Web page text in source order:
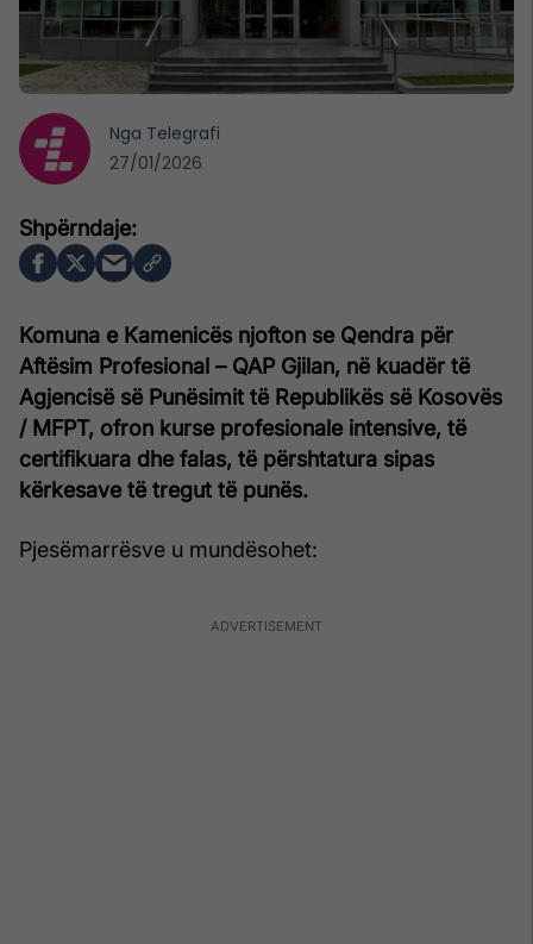
Komuna e Kamenicës njofton se Qendra për
Aftësim Profesional – QAP Gjilan, në kuadër të
Agjencisë së Punësimit të Republikës së Kosovës
/ MFPT, ofron kurse profesionale intensive, të
certifikuara dhe falas, të përshtatura sipas
kërkesave të tregut të punës.
Pjesëmarrësve u mundësohet:
Nga Telegrafi
27/01/2026